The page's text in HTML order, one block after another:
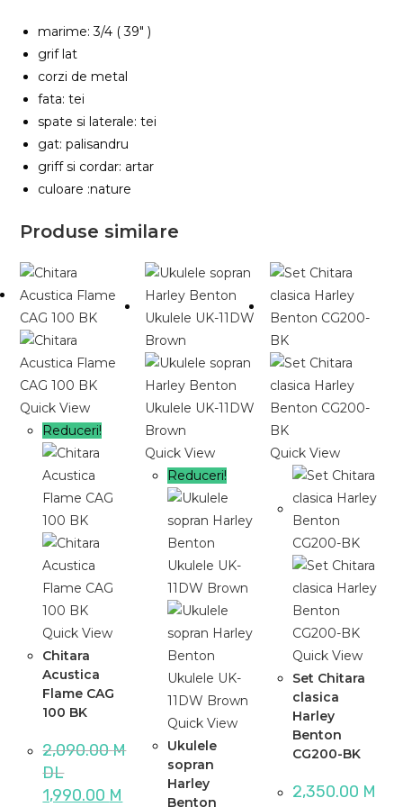
marime: 3/4 ( 39″ )
grif lat
corzi de metal
fata: tei
spate si laterale: tei
gat: palisandru
griff si cordar: artar
culoare :nature
Produse similare
Quick View
Reduceri!
Quick View
Chitara
Acustica
Flame CAG
100 BK
2,090.00M
DL
Prețul
inițial
1,990.00 M
Quick View
Reduceri!
Quick View
Ukulele
sopran
Harley
Benton
Quick View
Quick View
Set Chitara
clasica
Harley
Benton
CG200-BK
2,350.00 M